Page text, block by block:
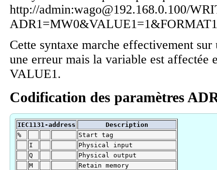
http://admin:wago@192.168.0.100/
Cette syntaxe marche effectivement
une erreur mais la variable est affectée
VALUE1.
Codification des paramètres
IEC1131-address
Description
%
Start tag
I
Physical input
Q
Physical output
M
Retain memory